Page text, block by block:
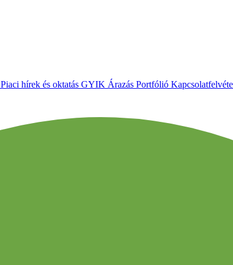
Piaci hírek és oktatás GYIK Árazás Portfólió